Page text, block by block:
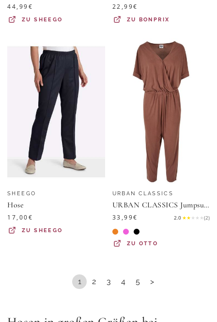
44,99€
ZUSHEEGO
22,99€
ZU BONPRIX
SHEEGO
Hose
17,00€
ZUSHEEGO
URBAN CLASSICS
URBAN CLASSICS Jumpsuit Urban Classics Damen Ladies Modal Jumpsuit (1-tlg)
33,99€ 2.0 ★★ ★ ★ ★(2)
ZU OTTO
1 2 3 4 5 >